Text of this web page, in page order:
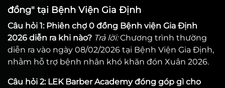
đồng" tại Bệnh Viện Gia Định
Câu hỏi 1: Phiên chợ 0 đồng Bệnh viện Gia Định
2026 diễn ra khi nào? Trả lời:Chương trình thường
diễn ra vào ngày 08/02/2026 tại Bệnh Viện Gia Định,
nhằm hỗ trợ bệnh nhân khó khăn đón Xuân 2026.
Câu hỏi 2: LEK Barber Academy đóng góp gì cho